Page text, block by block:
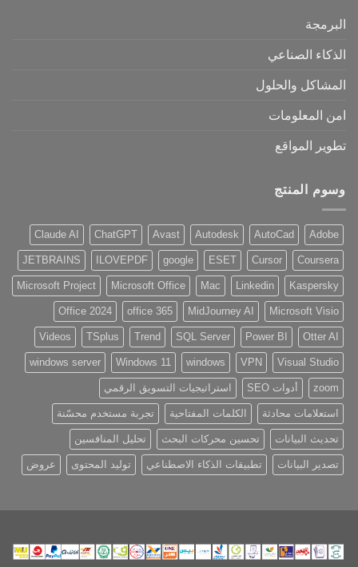
البرمجة
الذكاء الصناعي
المشاكل والحلول
امن المعلومات
تطوير المواقع
وسوم المنتج
Adobe
AutoCad
Autodesk
Avast
ChatGPT
Claude AI
Coursera
Cursor
ESET
google
ILOVEPDF
JETBRAINS
Kaspersky
Linkedin
Mac
Microsoft Office
Microsoft Project
Microsoft Visio
MidJourney AI
office 365
Office 2024
Otter AI
Power BI
SQL Server
Trend
TSplus
Videos
Visual Studio
VPN
windows
Windows 11
windows server
zoom أدوات SEO استراتيجيات التسويق الرقمي
استعلامات محادثة الكلمات المفتاحية تجربة مستخدم محسّنة
تحديث البيانات تحسين محركات البحث تحليل المنافسين
تصدير البيانات تطبيقات الذكاء الاصطناعي توليد المحتوى عروض